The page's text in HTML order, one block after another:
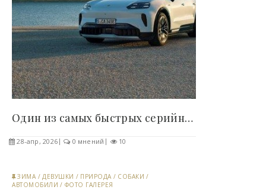
Один из самых быстрых серийных кроссоверов в мире..
28-апр, 2026 0 мнений 10
ЗИМА /ДЕВУШКИ / ПРИРОДА / СОБАКИ /
АВТОМОБИЛИ / ФОТО ГАЛЕРЕЯ